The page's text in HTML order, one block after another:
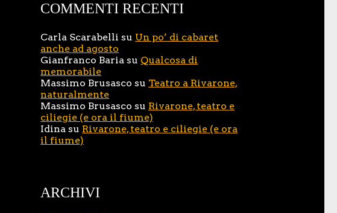
COMMENTI RECENTI
Carla Scarabelli su Un po’ di cabaret
anche ad agosto
Gianfranco Baria su Qualcosa di
memorabile
Massimo Brusasco su Teatro a Rivarone,
naturalmente
Massimo Brusasco su Rivarone, teatro e
ciliegie (e ora il fiume)
Idina su Rivarone, teatro e ciliegie (e ora
il fiume)
ARCHIVI